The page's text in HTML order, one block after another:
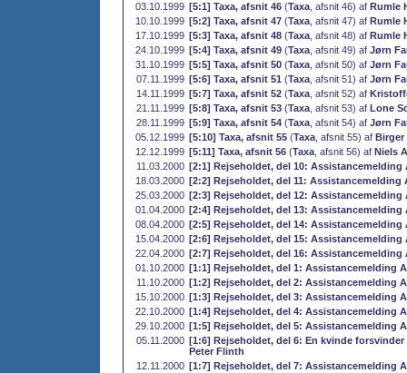
03.10.1999 [5:1] Taxa, afsnit 46 (Taxa , afsnit 46) af Rumle
10.10.1999 [5:2] Taxa, afsnit 47 (Taxa , afsnit 47) af Rumle
17.10.1999 [5:3] Taxa, afsnit 48 (Taxa , afsnit 48) af Rumle
24.10.1999 [5:4] Taxa, afsnit 49 (Taxa , afsnit 49) af Jørn
31.10.1999 [5:5] Taxa, afsnit 50 (Taxa , afsnit 50) af Jørn
07.11.1999 [5:6] Taxa, afsnit 51 (Taxa , afsnit 51) af Jørn
14.11.1999 [5:7] Taxa, afsnit 52 (Taxa , afsnit 52) af
21.11.1999 [5:8] Taxa, afsnit 53 (Taxa , afsnit 53) af Lone
28.11.1999 [5:9] Taxa, afsnit 54 (Taxa , afsnit 54) af Jørn
05.12.1999 [5:10] Taxa, afsnit 55 (Taxa , afsnit 55) af Birger
12.12.1999 [5:11] Taxa, afsnit 56 (Taxa , afsnit 56) af Niels
11.03.2000 [2:1] Rejseholdet, del 10: Assistancemelding
18.03.2000 [2:2] Rejseholdet, del 11: Assistancemelding
25.03.2000 [2:3] Rejseholdet, del 12: Assistancemelding
01.04.2000 [2:4] Rejseholdet, del 13: Assistancemelding
08.04.2000 [2:5] Rejseholdet, del 14: Assistancemelding
15.04.2000 [2:6] Rejseholdet, del 15: Assistancemelding
22.04.2000 [2:7] Rejseholdet, del 16: Assistancemelding
01.10.2000 [1:1] Rejseholdet, del 1: Assistancemelding
11.10.2000 [1:2] Rejseholdet, del 2: Assistancemelding
15.10.2000 [1:3] Rejseholdet, del 3: Assistancemelding
22.10.2000 [1:4] Rejseholdet, del 4: Assistancemelding
29.10.2000 [1:5] Rejseholdet, del 5: Assistancemelding
05.11.2000 [1:6] Rejseholdet, del 6: En kvinde
Peter Flinth
12.11.2000 [1:7] Rejseholdet, del 7: Assistancemelding